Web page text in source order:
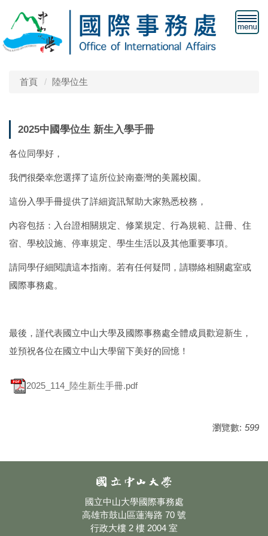
首頁 陸學位生
2025中國學位生 新生入學手冊
各位同學好，
我們很榮幸您選擇了這所位於南臺灣的美麗校園。
這份入學手冊提供了詳細資訊幫助大家熟悉校務，
內容包括：入台證相關規定、修業規定、行為規範、註冊、住
宿、學校設施、停車規定、學生生活以及其他重要事項。
請同學仔細閱讀這本指南。若有任何疑問，請聯絡相關處室或
國際事務處。
最後，謹代表國立中山大學及國際事務處全體成員歡迎新生，
並預祝各位在國立中山大學留下美好的回憶！
2025_114_陸生新生手冊.pdf
瀏覽數: 599
國立中山大學國際事務處
高雄市鼓山區蓮海路 70 號
行政大樓 2 樓 2004 室